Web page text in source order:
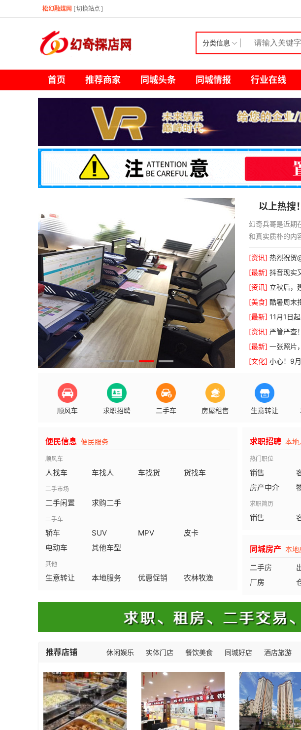
松幻融媒网 [切换站点 ]
分类信息
首页 推荐商家 同城头条 同城情报 行业在线
幻奇兵哥‌是近期
和真实质朴的内
[资讯] 热烈祝贺@幻奇兵哥
[最新] 抖音现实
[资讯] 立秋后，建议多
[美食] 酷暑周末拒绝
[最新] 11月1日起：村
[资讯] 严管严查
[最新] 一张照片
[文化] 小心！9
顺风车 求职招聘 二手车 房屋租售 生意转让
便民信息 便民服务
顺风车
人找车 车找人 车找货 货找车
二手市场
二手闲置 求购二手
二手车
轿车 SUV MPV
皮卡
电动车
其他车型
其他
生意转让 本地服务 优惠促销 农林牧渔
求职招聘 本地
热门职位
销售
房产中介
求职简历
销售
同城房产 本地
二手房
厂房
推荐店铺 休闲娱乐 实体门店 餐饮美食 同城好店 酒店旅游